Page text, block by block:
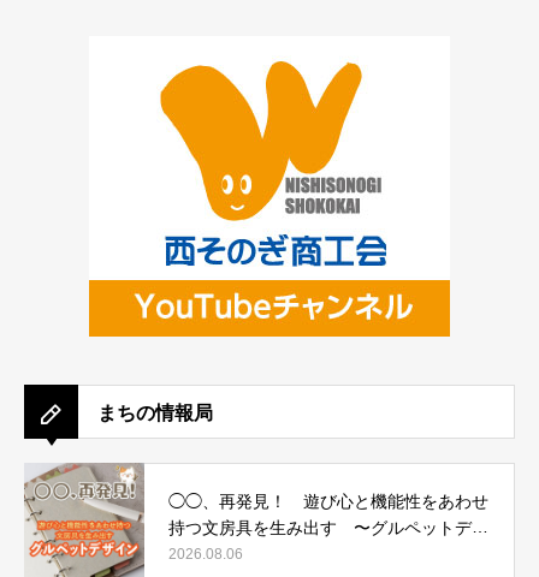
まちの情報局
◯◯、再発見！ 遊び心と機能性をあわせ
持つ文房具を生み出す 〜グルペットデザ
イン〜
2026.08.06